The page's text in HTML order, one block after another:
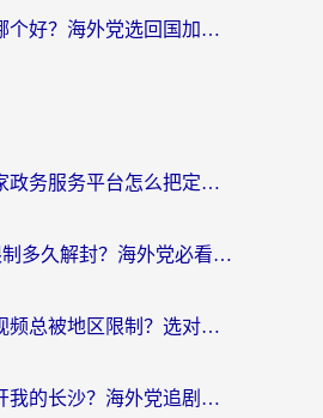
穿梭和六毫秒哪个好？海外党选回国加速器的避坑指南，附番茄加速器实测
在菲律宾用国家政务服务平台怎么把定位修改到中国国内？3步解决+海外看剧听歌全攻略
优酷VIP海外限制多久解封？海外党必看的跨区难题一站式解决指南
在海外看腾讯视频总被地区限制？选对回国加速器，还能解决泰国政务网和蜻蜓FM卡顿问题
泰国怎么打不开我的长沙？海外党追剧看片的破局指南